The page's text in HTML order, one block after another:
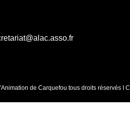
de Carquefou tous droits réservés I